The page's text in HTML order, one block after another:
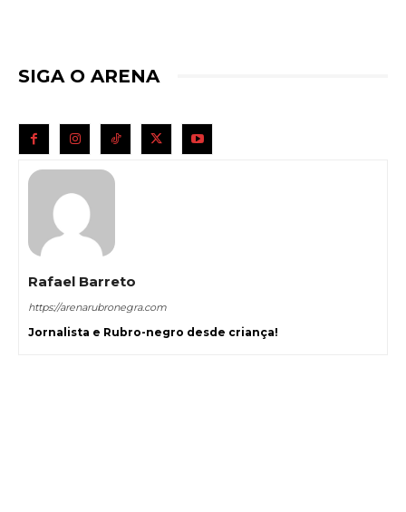
SIGA O ARENA
Rafael Barreto
https://arenarubronegra.com
Jornalista e Rubro-negro desde criança!